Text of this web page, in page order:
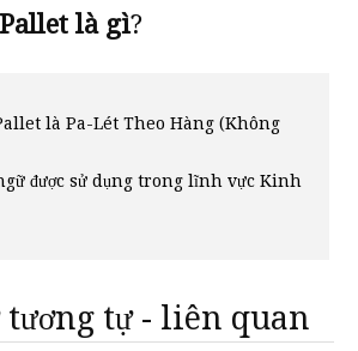
là gì?
là Pa-Lét Theo Hàng (Không
được sử dụng trong lĩnh vực Kinh
tương tự - liên quan